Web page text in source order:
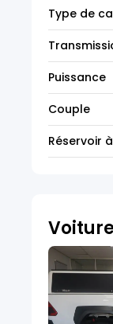
Type de
Puissance
Couple
Réservoir